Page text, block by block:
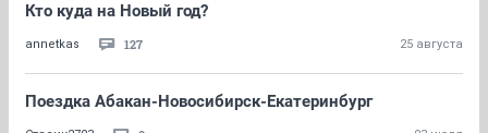
Кто куда на Новый год?
annetkas 127 25 августа
Поездка Абакан-Новосибирск-Екатеринбург